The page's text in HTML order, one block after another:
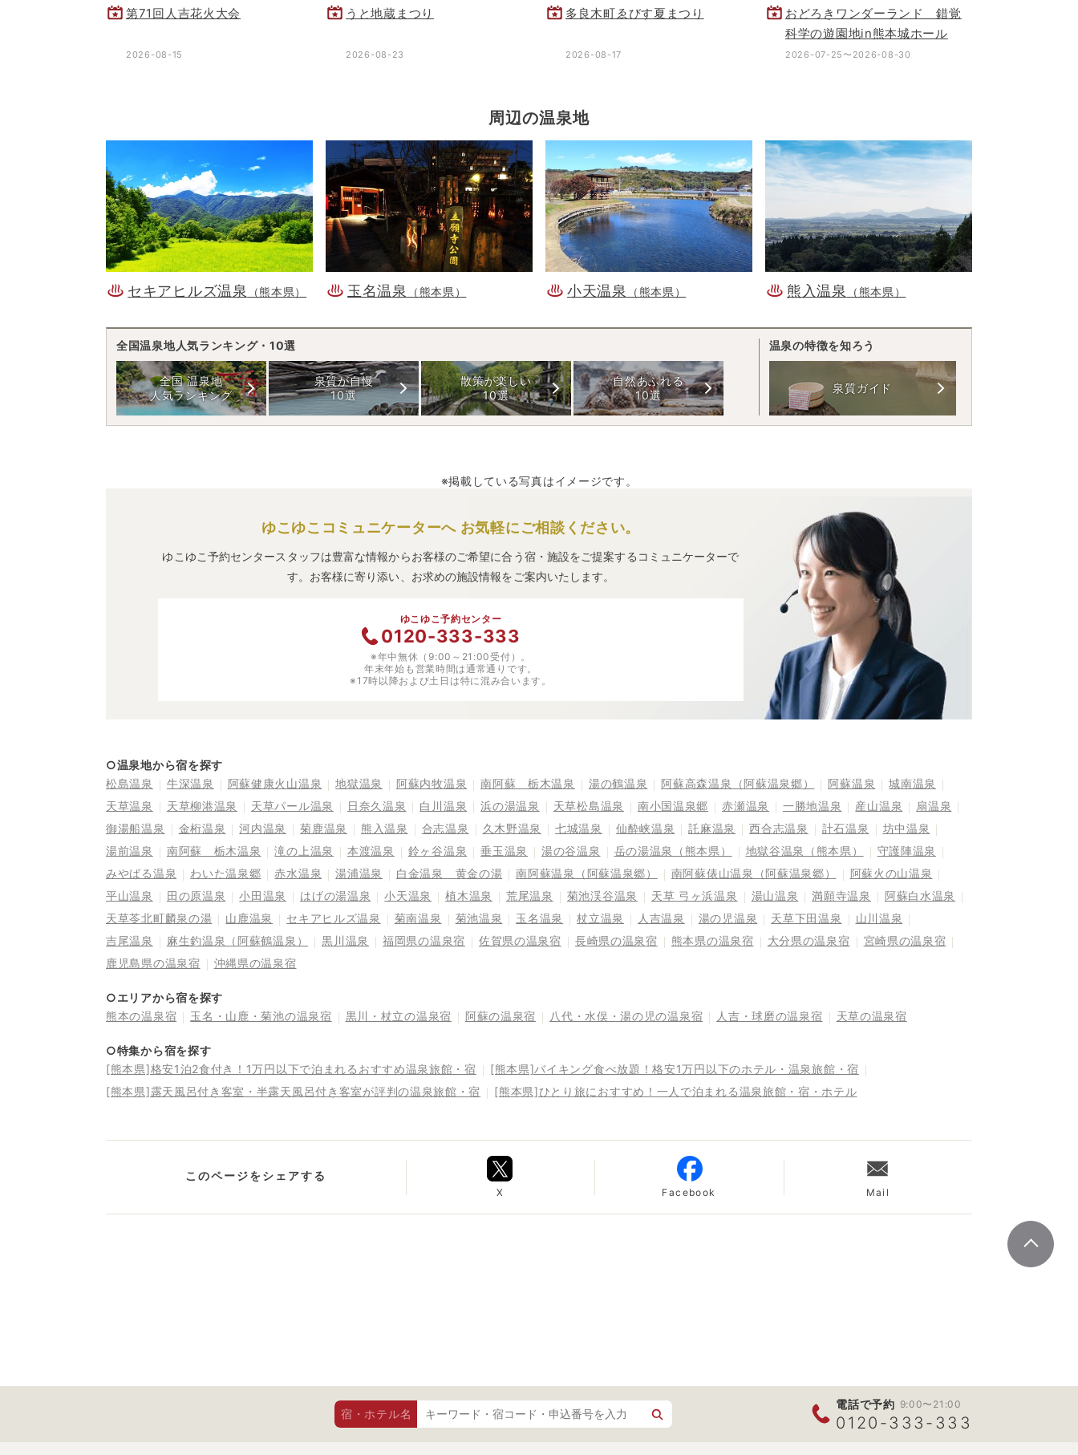
第71回人吉花火大会
2026-08-15
うと地蔵まつり
2026-08-23
多良木町ゑびす夏まつり
2026-08-17
おどろきワンダーランド 錯覚
科学の遊園地in熊本城ホール
2026-07-25〜2026-08-30
周辺の温泉地
セキアヒルズ温泉 （熊本県） 玉名温泉 （熊本県） 小天温泉 （熊本県） 熊入温泉 （熊本県）
全国温泉地人気ランキング・10選
全国 温泉地
人気ランキング
泉質が自慢
10選
散策が楽しい
10選
自然あふれる
10選
温泉の特徴を知ろう
泉質ガイド
※掲載している写真はイメージです。
ゆこゆこコミュニケーターへ お気軽にご相談ください。
ゆこゆこ予約センタースタッフは豊富な情報からお客様のご希望に合う宿・施設をご提案するコミュニケーターで
す。お客様に寄り添い、お求めの施設情報をご案内いたします。
ゆこゆこ予約センター
0120-333-333
※年中無休（9:00～21:00受付）。
年末年始も営業時間は通常通りです。
※17時以降および土日は特に混み合います。
○温泉地から宿を探す
松島温泉
牛深温泉 阿蘇健康火山温泉 地獄温泉 阿蘇内牧温泉 南阿蘇 栃木温泉 湯の鶴温泉 阿蘇高森温泉（阿蘇温泉郷） 阿蘇温泉
城南温泉
天草温泉
天草柳港温泉 天草パール温泉 日奈久温泉 白川温泉 浜の湯温泉 天草松島温泉 南小国温泉郷 赤瀬温泉 一勝地温泉 産山温泉
扇温泉
御湯船温泉
金桁温泉 河内温泉 菊鹿温泉 熊入温泉 合志温泉 久木野温泉 七城温泉 仙酔峡温泉 託麻温泉 西合志温泉 計石温泉
坊中温泉
湯前温泉
南阿蘇 栃木温泉 滝の上温泉 本渡温泉 鈴ヶ谷温泉 垂玉温泉 湯の谷温泉 岳の湯温泉（熊本県） 地獄谷温泉（熊本県）
守護陣温泉
みやばる温泉
わいた温泉郷 赤水温泉 湯浦温泉 白金温泉 黄金の湯 南阿蘇温泉（阿蘇温泉郷） 南阿蘇俵山温泉（阿蘇温泉郷）
阿蘇火の山温泉
平山温泉
田の原温泉 小田温泉 はげの湯温泉 小天温泉 植木温泉 荒尾温泉 菊池渓谷温泉 天草 弓ヶ浜温泉 湯山温泉 満願寺温泉
阿蘇白水温泉
天草苓北町麟泉の湯
山鹿温泉 セキアヒルズ温泉 菊南温泉 菊池温泉 玉名温泉 杖立温泉 人吉温泉 湯の児温泉 天草下田温泉
山川温泉
吉尾温泉
麻生釣温泉（阿蘇鶴温泉） 黒川温泉 福岡県の温泉宿 佐賀県の温泉宿 長崎県の温泉宿 熊本県の温泉宿 大分県の温泉宿
宮崎県の温泉宿
鹿児島県の温泉宿
沖縄県の温泉宿
○エリアから宿を探す
熊本の温泉宿
玉名・山鹿・菊池の温泉宿 黒川・杖立の温泉宿 阿蘇の温泉宿 八代・水俣・湯の児の温泉宿 人吉・球磨の温泉宿 天草の温泉宿
○特集から宿を探す
[熊本県]格安1泊2食付き！1万円以下で泊まれるおすすめ温泉旅館・宿
[熊本県]バイキング食べ放題！格安1万円以下のホテル・温泉旅館・宿
[熊本県]露天風呂付き客室・半露天風呂付き客室が評判の温泉旅館・宿
[熊本県]ひとり旅におすすめ！一人で泊まれる温泉旅館・宿・ホテル
このページをシェアする
X Facebook Mail
宿・ホテル名
電話で予約 9:00〜21:00
0120-333-333